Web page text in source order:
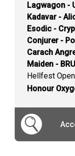
Lagwagon -
Kadavar -
Esodic -
Conjurer -
Carach
Maiden -
Hellfest
Honour